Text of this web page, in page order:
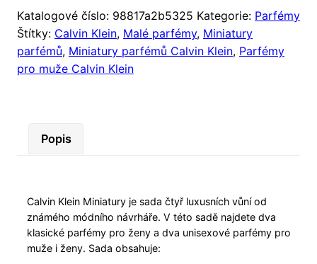
Katalogové číslo: 98817a2b5325 Kategorie: Parfémy
Štítky: Calvin Klein, Malé parfémy, Miniatury
parfémů, Miniatury parfémů Calvin Klein, Parfémy
pro muže Calvin Klein
Popis
Calvin Klein Miniatury je sada čtyř luxusních vůní od
známého módního návrháře. V této sadě najdete dva
klasické parfémy pro ženy a dva unisexové parfémy pro
muže i ženy. Sada obsahuje: